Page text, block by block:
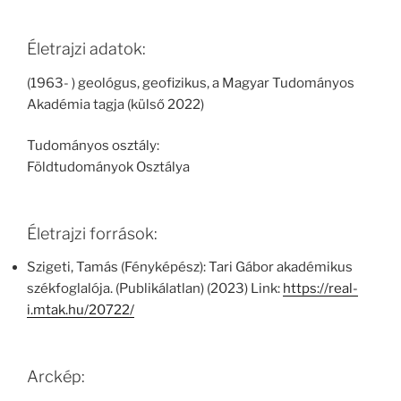
Életrajzi adatok:
(1963- ) geológus, geofizikus, a Magyar Tudományos
Akadémia tagja (külső 2022)
Tudományos osztály:
Földtudományok Osztálya
Életrajzi források:
Szigeti, Tamás (Fényképész): Tari Gábor akadémikus
székfoglalója. (Publikálatlan) (2023) Link: https://real-
i.mtak.hu/20722/
Arckép: